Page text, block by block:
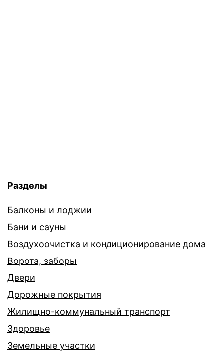
Разделы
Балконы и лоджии
Бани и сауны
Воздухоочистка и кондиционирование дома
Ворота, заборы
Двери
Дорожные покрытия
Жилищно-коммунальный транспорт
Здоровье
Земельные участки